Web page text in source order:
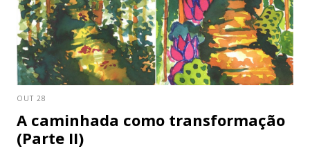
OUT 28
A caminhada como transformação
(Parte II)